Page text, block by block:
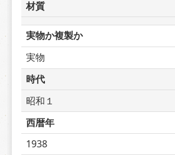
材質
実物か複製か
実物
時代
昭和１
西暦年
1938